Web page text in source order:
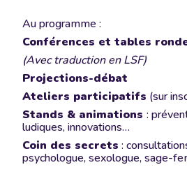
Au programme :
Conférences et tables
(Avec traduction en LSF)
Projections-débat
Ateliers participatifs (sur
Stands & animations :
ludiques, innovations…
Coin des secrets :
psychologue, sexologue, sage-